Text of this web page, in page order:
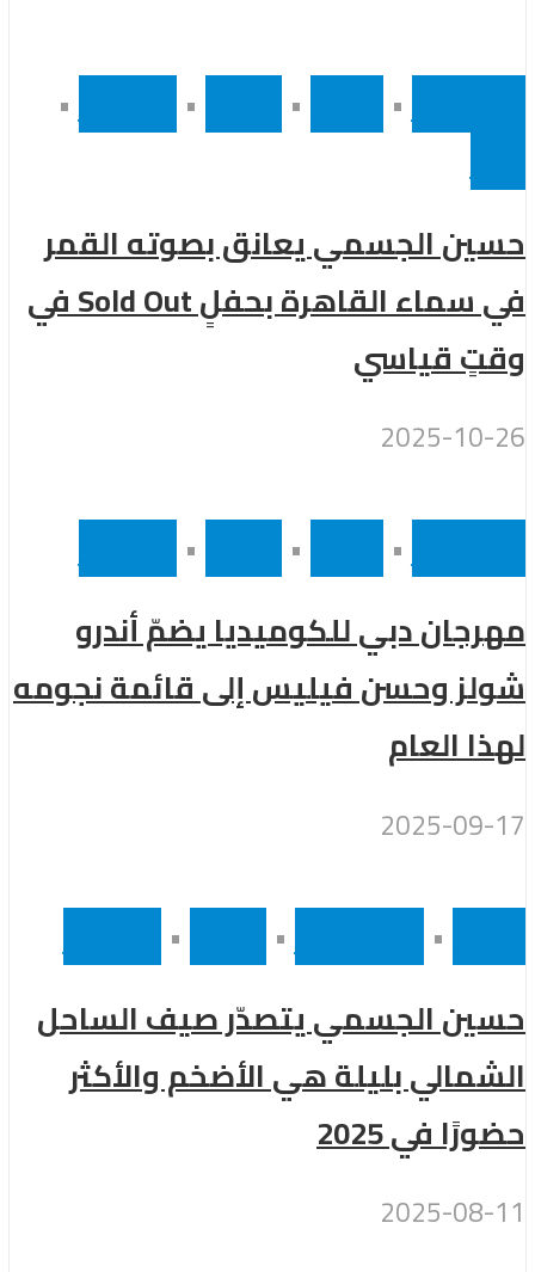
•
•
•
•
حسين الجسمي يعانق بصوته القمر
في سماء القاهرة بحفلٍ Sold Out في
وقتٍ قياسي
2025-10-26
•
•
•
مهرجان دبي للكوميديا يضمّ أندرو
شولز وحسن فيليس إلى قائمة نجومه
لهذا العام
2025-09-17
•
•
•
حسين الجسمي يتصدّر صيف الساحل
الشمالي بليلة هي الأضخم والأكثر
حضورًا في 2025
2025-08-11